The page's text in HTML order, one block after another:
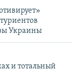
Украины
и тотальный